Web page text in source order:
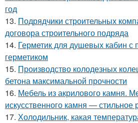
год
13. Подрядчики строительных
договора строительного подряда
14. Герметик для душевых кабин с
герметиком
15. Производство колодезных
бетона максимальной прочности
16. Мебель из акрилового камня.
искусственного камня —
17. Холодильник, какая